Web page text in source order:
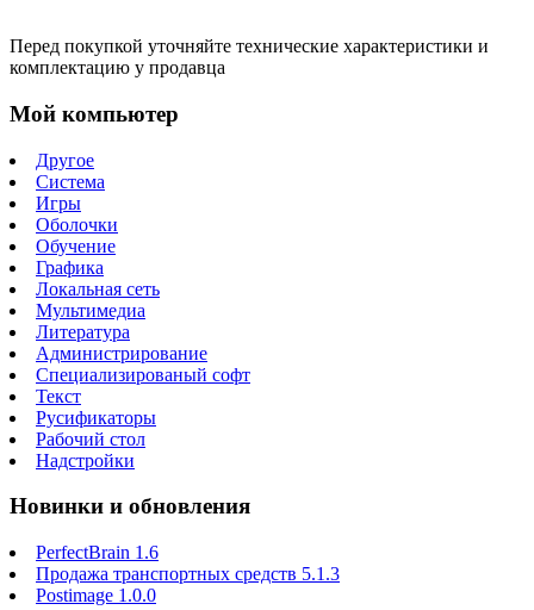
Перед покупкой уточняйте технические характеристики и
комплектацию у продавца
Мой компьютер
Другое
Система
Игры
Оболочки
Обучение
Графика
Локальная сеть
Мультимедиа
Литература
Администрирование
Специализированый софт
Текст
Русификаторы
Рабочий стол
Надстройки
Новинки и обновления
PerfectBrain 1.6
Продажа транспортных средств 5.1.3
Postimage 1.0.0